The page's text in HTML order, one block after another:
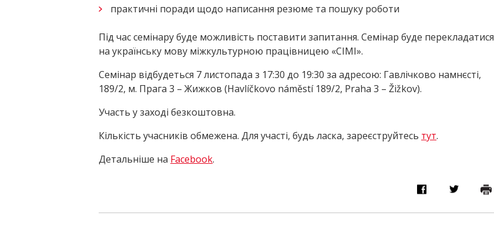
практичні поради щодо написання резюме та пошуку роботи
Під час семінару буде можливість поставити запитання. Семінар буде перекладатися
на українську мову міжкультурною працівницею «СІМІ».
Семінар відбудеться 7 листопада з 17:30 до 19:30 за адресою: Гавлічково намнєсті,
189/2, м. Прага 3 – Жижков (Havlíčkovo náměstí 189/2, Praha 3 – Žižkov).
Участь у заході безкоштовна.
Кількість учасників обмежена. Для участі, будь ласка, зареєструйтесь тут.
Детальніше на Facebook.